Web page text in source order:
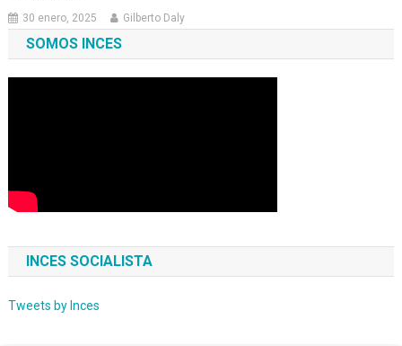
30 enero, 2025 Gilberto Daly
SOMOS INCES
INCES SOCIALISTA
Tweets by Inces